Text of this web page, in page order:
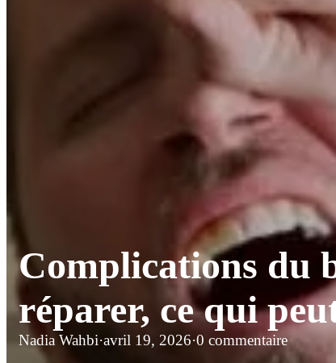
Complications du
réparer, ce qui
Nadia Wahbi·avril 19, 2026·0 commentaire